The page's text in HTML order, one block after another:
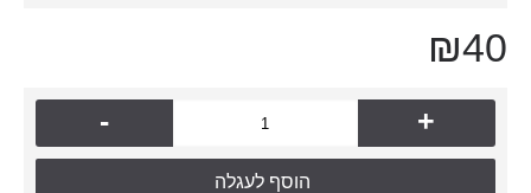
₪40
- +
הוסף לעגלה